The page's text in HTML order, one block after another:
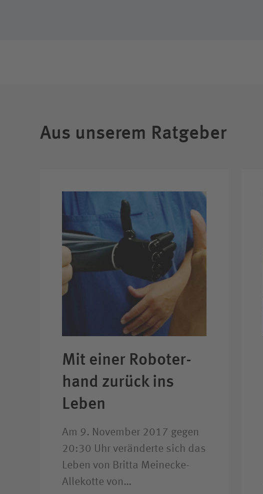
Aus unserem Ratgeber
Mit einer Roboter­
hand zurück ins
Leben
Am 9. November 2017 gegen
20:30 Uhr veränderte sich das
Leben von Britta Meinecke-
Allekotte von…